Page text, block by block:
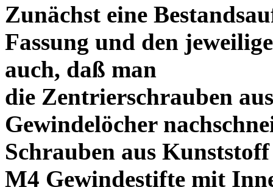
Zunächst eine
Fassung und den
auch, daß man
die Zentrierschrauben
Gewindelöcher
Schrauben aus
M4 Gewindestifte mit